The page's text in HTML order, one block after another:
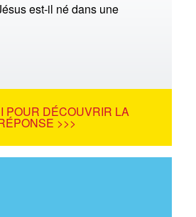
est-il né dans une
POUR DÉCOUVRIR LA
>>>